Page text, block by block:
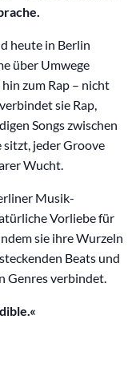
heute in Berlin
über Umwege
zum Rap – nicht
sie Rap,
Songs zwischen
sitzt, jeder Groove
Wucht.
Musik-
Vorliebe für
sie ihre Wurzeln
Beats und
Genres verbindet.